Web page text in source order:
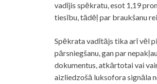
vadījis spēkratu, esot 1,19
tiesību, tādēļ par braukšanu
Spēkrata vadītājs tika arī vēl
pārsniegšanu, gan par
dokumentus, atkārtotai vai
aizliedzošā luksofora signāla